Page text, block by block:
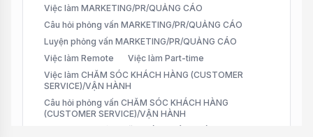
Việc làm MARKETING/PR/QUẢNG CÁO
Câu hỏi phỏng vấn MARKETING/PR/QUẢNG CÁO
Luyện phỏng vấn MARKETING/PR/QUẢNG CÁO
Việc làm Remote
Việc làm Part-time
Việc làm CHĂM SÓC KHÁCH HÀNG (CUSTOMER
SERVICE)/VẬN HÀNH
Câu hỏi phỏng vấn CHĂM SÓC KHÁCH HÀNG
(CUSTOMER SERVICE)/VẬN HÀNH